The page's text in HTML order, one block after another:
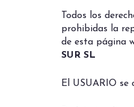
Todos los
prohibidas la
de esta página
SUR SL
El USUARIO